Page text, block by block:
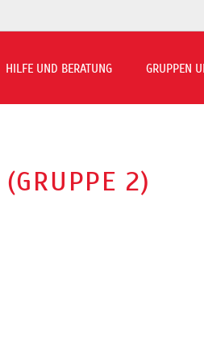
HILFE UND BERATUNG GRUPPEN
2)